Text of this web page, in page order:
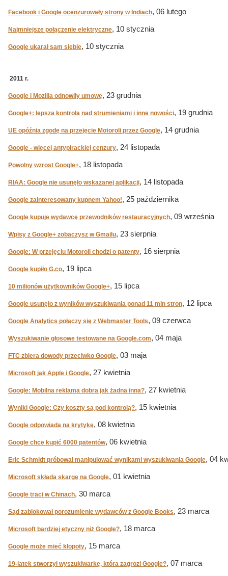
Facebook i Google ocenzurowały strony w Indiach, 06 lutego
Najmniejsze połączenie elektryczne, 10 stycznia
Google ukarał sam siebie, 10 stycznia
2011 r.
Google i Mozilla odnowiły umowę, 23 grudnia
Google+: lepsza kontrola nad strumieniami i inne nowości, 19 grudnia
UE opóźnia zgodę na przejęcie Motoroli przez Google, 14 grudnia
Google - więcej antypirackiej cenzury, 24 listopada
Powolny wzrost Google+, 18 listopada
RIAA: Google nie usunęło wskazanej aplikacji, 14 listopada
Google zainteresowany kupnem Yahoo!, 25 października
Google kupuje wydawcę przewodników restauracyjnych, 09 września
Wpisy z Google+ zobaczysz w Gmailu, 23 sierpnia
Google: W przejęciu Motoroli chodzi o patenty, 16 sierpnia
Google kupiło G.co, 19 lipca
10 milionów użytkowników Google+, 15 lipca
Google usunęło z wyników wyszukiwania ponad 11 mln stron, 12 lipca
Google Analytics połączy się z Webmaster Tools, 09 czerwca
Wyszukiwanie głosowe testowane na Google.com, 04 maja
FTC zbiera dowody przeciwko Google, 03 maja
Microsoft jak Apple i Google, 27 kwietnia
Google: Mobilna reklama dobra jak żadna inna?, 27 kwietnia
Wyniki Google: Czy koszty są pod kontrolą?, 15 kwietnia
Google odpowiada na krytykę, 08 kwietnia
Google chce kupić 6000 patentów, 06 kwietnia
Eric Schmidt próbował manipulować wynikami wyszukiwania Google, 04
Microsoft składa skargę na Google, 01 kwietnia
Google traci w Chinach, 30 marca
Sąd zablokował porozumienie wydawców z Google Books, 23 marca
Microsoft bardziej etyczny niż Google?, 18 marca
Google może mieć kłopoty, 15 marca
19-latek stworzył wyszukiwarkę, która zagrozi Google?, 07 marca